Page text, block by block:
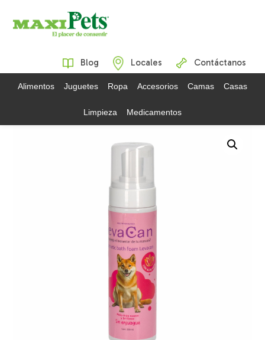
Blog Locales Contáctanos
Alimentos Juguetes Ropa Accesorios Camas Casas
Limpieza Medicamentos